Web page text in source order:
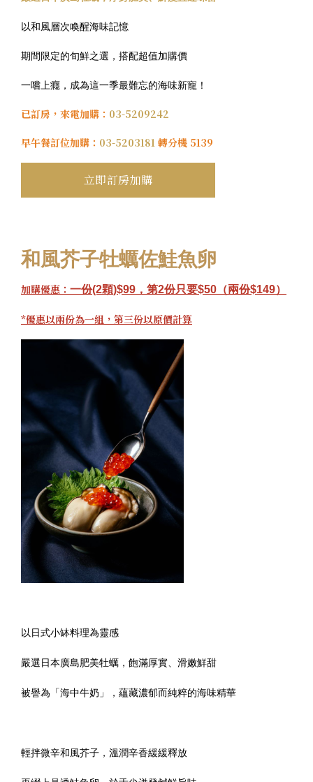
以和風層次喚醒海味記憶
期間限定的旬鮮之選，搭配超值加購價
一嚐上癮，成為這一季最難忘的海味新寵！
已訂房，來電加購： 03-5209242
早午餐訂位加購： 03-5203181 轉分機 5139
立即訂房加購
和風芥子牡蠣佐鮭魚卵
加購優惠： 一份(2顆)$99 ，第2份只要$50 （兩份$149）
*優惠以兩份為一組，第三份以原價計算
以日式小缽料理為靈感
嚴選日本廣島肥美牡蠣，飽滿厚實、滑嫩鮮甜
被譽為「海中牛奶」，蘊藏濃郁而純粹的海味精華
輕拌微辛和風芥子，溫潤辛香緩緩釋放
聯絡我們
煙波顧客評論